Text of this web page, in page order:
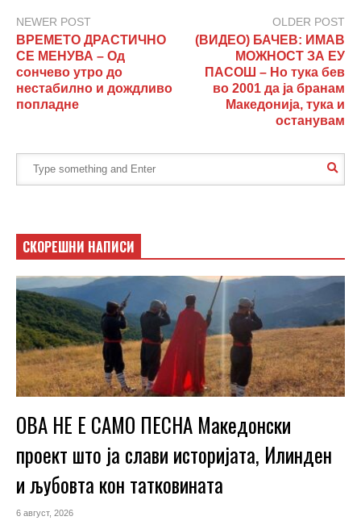
NEWER POST
ВРЕМЕТО ДРАСТИЧНО
СЕ МЕНУВА – Од
сончево утро до
нестабилно и дождливо
попладне
OLDER POST
(ВИДЕО) БАЧЕВ: ИМАВ
МОЖНОСТ ЗА ЕУ
ПАСОШ – Но тука бев
во 2001 да ја бранам
Македонија, тука и
останувам
СКОРЕШНИ НАПИСИ
ОВА НЕ Е САМО ПЕСНА Македонски
проект што ја слави историјата, Илинден
и љубовта кон татковината
6 август, 2026